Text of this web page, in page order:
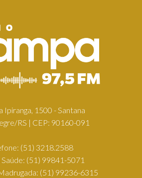
Ipiranga, 1500 - Santana
RS | CEP: 90160-091
(51) 3218.2588
(51) 99841-5071
(51) 99236-6315